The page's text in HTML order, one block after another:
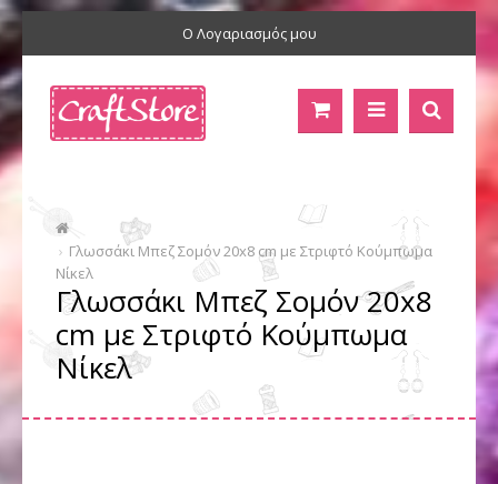
Ο Λογαριασμός μου
Γλωσσάκι Μπεζ Σομόν 20x8 cm με Στριφτό Κούμπωμα
Νίκελ
Γλωσσάκι Μπεζ Σομόν 20x8
cm με Στριφτό Κούμπωμα
Νίκελ